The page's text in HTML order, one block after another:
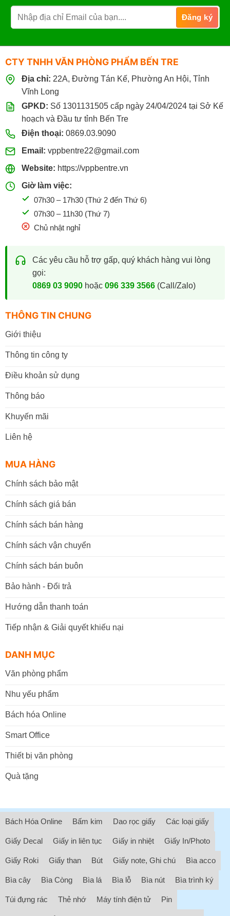
CTY TNHH VĂN PHÒNG PHẨM BẾN TRE
Địa chỉ: 22A, Đường Tán Kế, Phường An Hội, Tỉnh
Vĩnh Long
GPKD: Số 1301131505 cấp ngày 24/04/2024 tại Sở Kế
hoạch và Đầu tư tỉnh Bến Tre
Điện thoại: 0869.03.9090
Email: vppbentre22@gmail.com
Website: https://vppbentre.vn
Giờ làm việc:
07h30 – 17h30 (Thứ 2 đến Thứ 6)
07h30 – 11h30 (Thứ 7)
Chủ nhật nghỉ
Các yêu cầu hỗ trợ gấp, quý khách hàng vui lòng
gọi:
0869 03 9090hoặc 096 339 3566(Call/Zalo)
THÔNG TIN CHUNG
Giới thiệu
Thông tin công ty
Điều khoản sử dụng
Thông báo
Khuyến mãi
Liên hệ
MUA HÀNG
Chính sách bảo mật
Chính sách giá bán
Chính sách bán hàng
Chính sách vận chuyển
Chính sách bán buôn
Bảo hành - Đổi trả
Hướng dẫn thanh toán
Tiếp nhận & Giải quyết khiếu nại
DANH MỤC
Văn phòng phẩm
Nhu yếu phẩm
Bách hóa Online
Smart Office
Thiết bị văn phòng
Quà tặng
Bách Hóa Online Bấm kim Dao rọc giấy Các loại giấy
Giấy Decal Giấy in liên tục Giấy in nhiệt Giấy In/Photo
Giấy Roki Giấy than Bút Giấy note, Ghi chú Bìa acco
Bìa cây Bìa Còng Bìa lá Bìa lỗ Bìa nút Bìa trình ký
Túi đựng rác Thẻ nhớ Máy tính điện tử Pin